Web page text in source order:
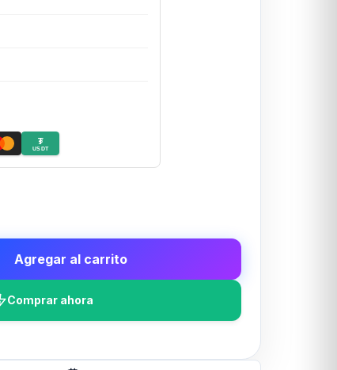
₮
USDT
Agregar al carrito
Comprar ahora